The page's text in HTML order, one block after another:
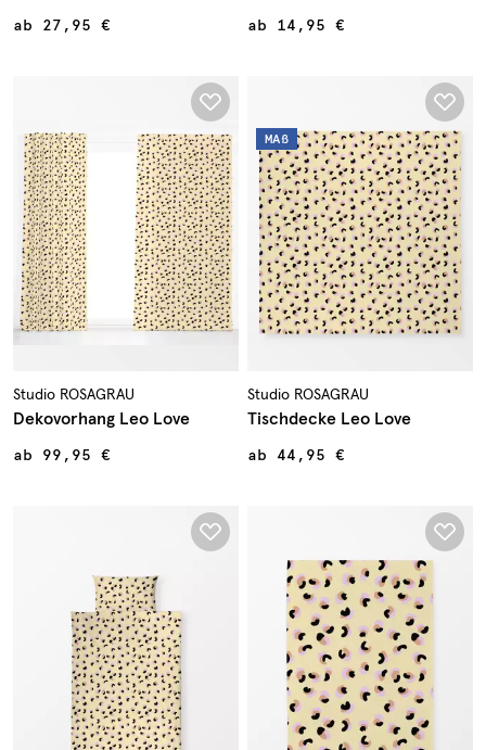
ab 27,95 € ab 14,95 €
Studio ROSAGRAU
Dekovorhang Leo Love
ab 99,95 €
MAß
Studio ROSAGRAU
Tischdecke Leo Love
ab 44,95 €